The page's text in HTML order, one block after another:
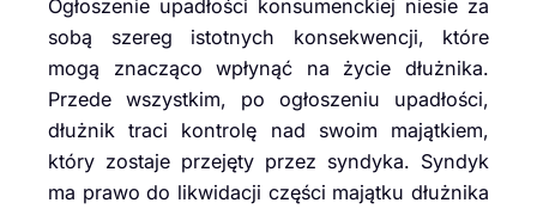
Ogłoszenie upadłości konsumenckiej niesie za
sobą szereg istotnych konsekwencji, które
mogą znacząco wpłynąć na życie dłużnika.
Przede wszystkim, po ogłoszeniu upadłości,
dłużnik traci kontrolę nad swoim majątkiem,
który zostaje przejęty przez syndyka. Syndyk
ma prawo do likwidacji części majątku dłużnika